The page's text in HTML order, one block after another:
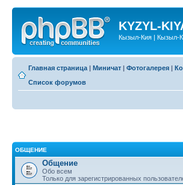
KYZYL-
Кызыл-Кия | Кызыл-
Главная страница | Миничат | Фотогалерея |
Список форумов
ОБЩЕНИЕ
Общение
Обо всем
Только для зарегистрированных